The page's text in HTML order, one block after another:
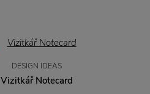
DESIGN IDEAS
Vizitkář Notecard